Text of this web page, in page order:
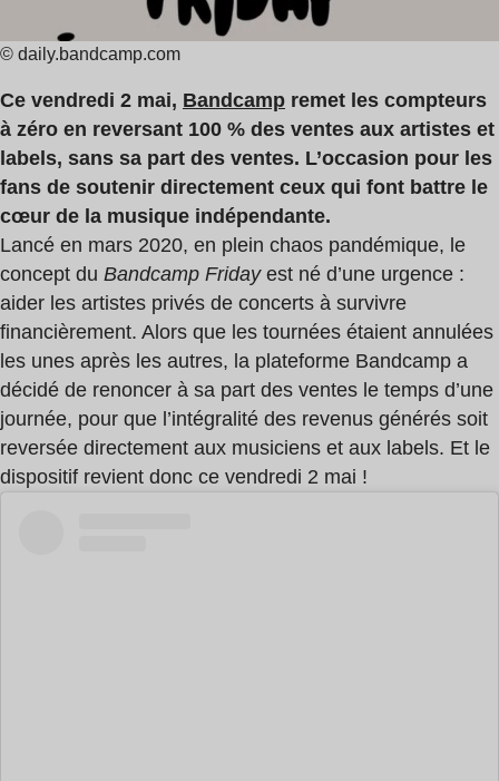
© daily.bandcamp.com
Ce vendredi 2 mai, Bandcamp remet les compteurs
à zéro en reversant 100 % des ventes aux artistes et
labels, sans sa part des ventes. L’occasion pour les
fans de soutenir directement ceux qui font battre le
cœur de la musique indépendante.
Lancé en mars 2020, en plein chaos pandémique, le
concept du Bandcamp Fridayest né d’une urgence :
aider les artistes privés de concerts à survivre
financièrement. Alors que les tournées étaient annulées
les unes après les autres, la plateforme Bandcamp a
décidé de renoncer à sa part des ventes le temps d’une
journée, pour que l’intégralité des revenus générés soit
reversée directement aux musiciens et aux labels. Et le
dispositif revient donc ce vendredi 2 mai !